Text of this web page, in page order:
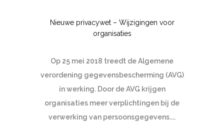
Nieuwe privacywet – Wijzigingen voor
organisaties
Op 25 mei 2018 treedt de Algemene
verordening gegevensbescherming (AVG)
in werking. Door de AVG krijgen
organisaties meer verplichtingen bij de
verwerking van persoonsgegevens....